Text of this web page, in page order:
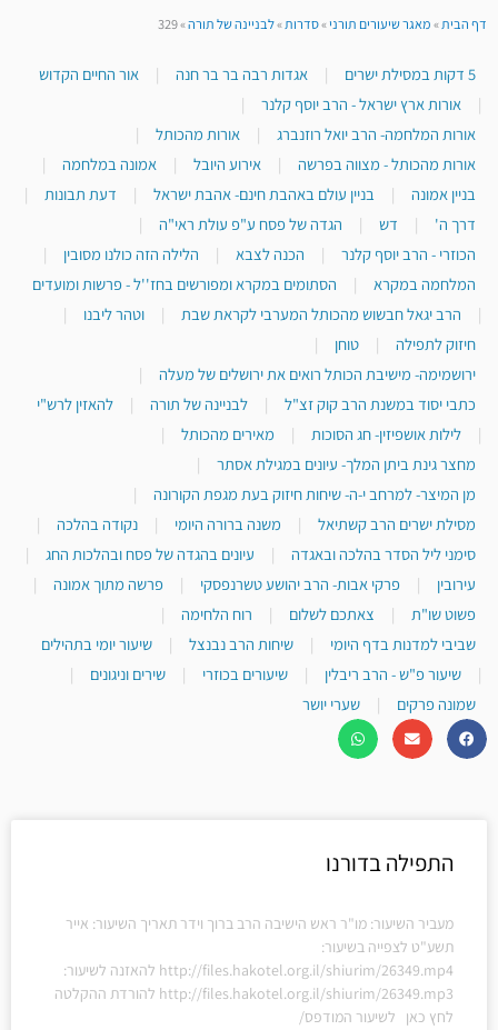
דף הבית»מאגר שיעורים תורני»סדרות»לבניינה של תורה»
329
5 דקות במסילת ישרים | אגדות רבה בר בר חנה |
אור החיים הקדוש
|
אורות ארץ ישראל - הרב יוסף קלנר
|
אורות המלחמה- הרב יואל רוזנברג
| אורות מהכותל
|
אורות מהכותל - מצווה בפרשה
| אירוע היובל | אמונה במלחמה
|
בניין אמונה
| בניין עולם באהבת חינם- אהבת ישראל | דעת תבונות
|
דרך ה'
| דש | הגדה של פסח ע"פ עולת ראי"ה
|
הכוזרי - הרב יוסף קלנר
| הכנה לצבא | הלילה הזה כולנו מסובין
|
המלחמה במקרא
|
הסתומים במקרא ומפורשים בחז''ל - פרשות ומועדים
|
הרב יגאל חבשוש מהכותל המערבי לקראת שבת | וטהר ליבנו
|
חיזוק לתפילה
| טוחן
|
ירושמימה- מישיבת הכותל רואים את ירושלים של מעלה
|
כתבי יסוד במשנת הרב קוק זצ"ל
| לבניינה של תורה |
להאזין לרש"י
|
לילות אושפיזין- חג הסוכות | מאירים מהכותל
|
מחצר גינת ביתן המלך- עיונים במגילת אסתר
|
מן המיצר- למרחב י-ה- שיחות חיזוק בעת מגפת הקורונה
|
מסילת ישרים הרב קשתיאל
| משנה ברורה היומי | נקודה בהלכה
|
סימני ליל הסדר בהלכה ובאגדה
| עיונים בהגדה של פסח ובהלכות החג
|
עירובין
| פרקי אבות- הרב יהושע טשרנפסקי | פרשה מתוך אמונה
|
פשוט שו"ת
| צאתכם לשלום | רוח הלחימה
|
שביבי למדנות בדף היומי
| שיחות הרב נבנצל |
שיעור יומי בתהילים
|
שיעור פ"ש - הרב ריבלין | שיעורים בכוזרי | שירים וניגונים
|
שמונה פרקים
| שערי יושר
התפילה בדורנו
מעביר השיעור: מו"ר ראש הישיבה הרב ברוך וידר תאריך השיעור: אייר
תשע"ט לצפייה בשיעור:
http://files.hakotel.org.il/shiurim/26349.mp4 להאזנה לשיעור:
http://files.hakotel.org.il/shiurim/26349.mp3 להורדת ההקלטה
לחץ כאן לשיעור המודפס/